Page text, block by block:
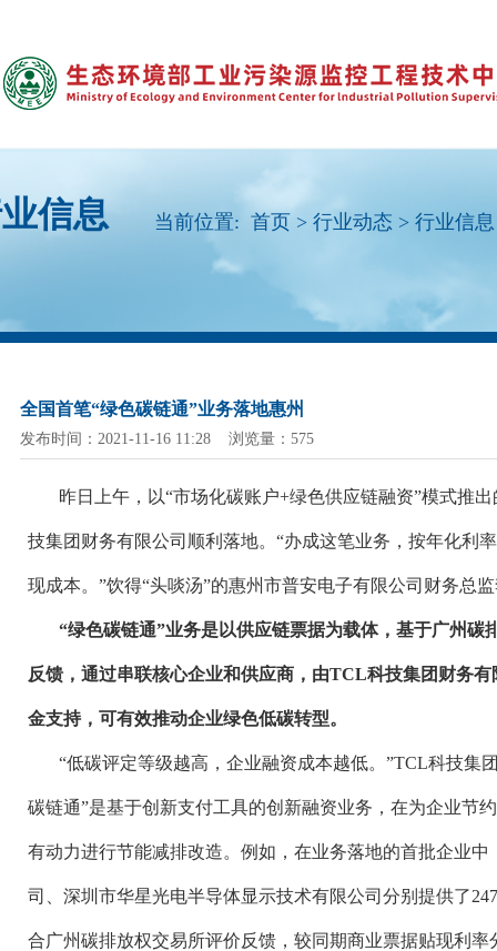
信息 当前位置: 首页 > 行业动态 > 行业信息
全国首笔“绿色碳链通”业务落地惠州
发布时间：2021-11-16 11:28 浏览量：575
昨日上午，以“市场化碳账户+绿色供应链融资”模式推出
技集团财务有限公司顺利落地。“办成这笔业务，按年化利
现成本。”饮得“头啖汤”的惠州市普安电子有限公司财务总
“绿色碳链通”业务是以供应链票据为载体，基于广州碳
反馈，通过串联核心企业和供应商，由TCL科技集团财务
金支持，可有效推动企业绿色低碳转型。
“低碳评定等级越高，企业融资成本越低。”TCL科技集
碳链通”是基于创新支付工具的创新融资业务，在为企业节
有动力进行节能减排改造。例如，在业务落地的首批企业
司、深圳市华星光电半导体显示技术有限公司分别提供了
合广州碳排放权交易所评价反馈，较同期商业票据贴现利率